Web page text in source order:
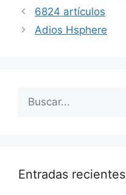
6824 artículos
Adios Hsphere
Entradas recientes